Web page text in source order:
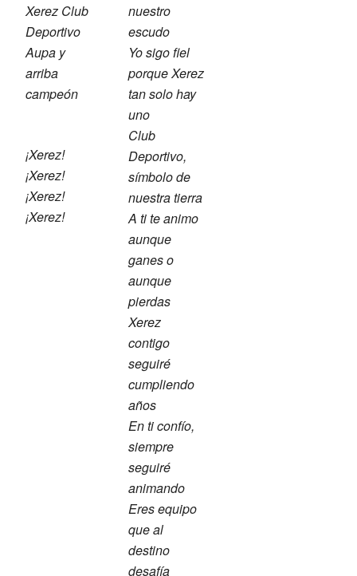
Xerez Club
Deportivo
Aupa y
arriba
campeón
¡Xerez!
¡Xerez!
¡Xerez!
¡Xerez!
nuestro
escudo
Yo sigo fiel
porque Xerez
tan solo hay
uno
Club
Deportivo,
símbolo de
nuestra tierra
A ti te animo
aunque
ganes o
aunque
pierdas
Xerez
contigo
seguiré
cumpliendo
años
En ti confío,
siempre
seguiré
animando
Eres equipo
que al
destino
desafía